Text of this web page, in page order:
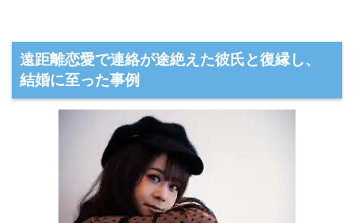
遠距離恋愛で連絡が途絶えた彼氏と復縁し、
結婚に至った事例